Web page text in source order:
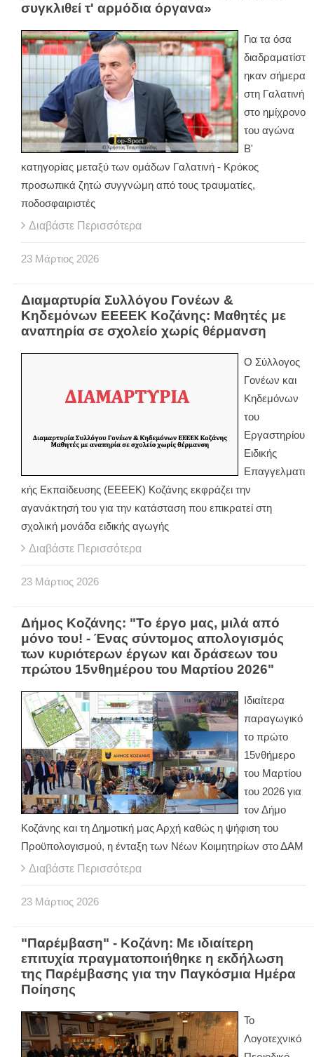
συγκλιθεί τ' αρμόδια όργανα»
Για τα όσα
διαδραματίστ
ηκαν σήμερα
στη Γαλατινή
στο ημίχρονο
του αγώνα
Β'
κατηγορίας μεταξύ των ομάδων Γαλατινή - Κρόκος
προσωπικά ζητώ συγγνώμη από τους τραυματίες,
ποδοσφαιριστές
Διαβάστε Περισσότερα
23 Μάρτιος 2026
Διαμαρτυρία Συλλόγου Γονέων &
Κηδεμόνων ΕΕΕΕΚ Κοζάνης: Μαθητές με
αναπηρία σε σχολείο χωρίς θέρμανση
Ο Σύλλογος
Γονέων και
Κηδεμόνων
του
Εργαστηρίου
Ειδικής
Επαγγελματι
κής Εκπαίδευσης (ΕΕΕΕΚ) Κοζάνης εκφράζει την
αγανάκτησή του για την κατάσταση που επικρατεί στη
σχολική μονάδα ειδικής αγωγής
Διαβάστε Περισσότερα
23 Μάρτιος 2026
Δήμος Κοζάνης: "Το έργο μας, μιλά από
μόνο του! - Ένας σύντομος απολογισμός
των κυριότερων έργων και δράσεων του
πρώτου 15νθημέρου του Μαρτίου 2026"
Ιδιαίτερα
παραγωγικό
το πρώτο
15νθήμερο
του Μαρτίου
του 2026 για
τον Δήμο
Κοζάνης και τη Δημοτική μας Αρχή καθώς η ψήφιση του
Προϋπολογισμού, η ένταξη των Νέων Κοιμητηρίων στο ΔΑΜ
Διαβάστε Περισσότερα
23 Μάρτιος 2026
"Παρέμβαση" - Κοζάνη: Με ιδιαίτερη
επιτυχία πραγματοποιήθηκε η εκδήλωση
της Παρέμβασης για την Παγκόσμια Ημέρα
Ποίησης
Το
Λογοτεχνικό